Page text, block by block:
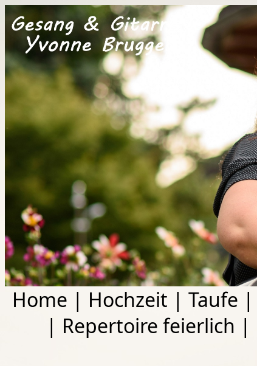
Home | Hochzeit | Taufe |
| Repertoire feierlich |